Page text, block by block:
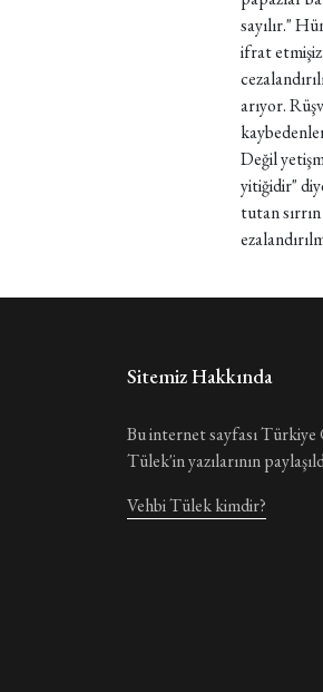
sayılır."
ifrat
arıyor.
Değil
yitiğidir"
tutan
Sitemiz Hakkında
Bu internet sayfası Türkiye
Tülek'in yazılarının
Vehbi Tülek kimdir?